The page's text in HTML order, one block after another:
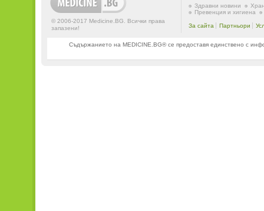
© 2006-2017 Medicine.BG. Всички права
запазени!
Здравни новини
Превенция и хигиена
За сайта Партньори
Съдържанието на MEDICINE.BG® се предоставя единствено с